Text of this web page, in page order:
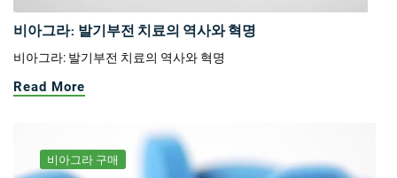
비아그라: 발기부전 치료의 역사와 혁명
비아그라: 발기부전 치료의 역사와 혁명
Read More
비아그라 구매